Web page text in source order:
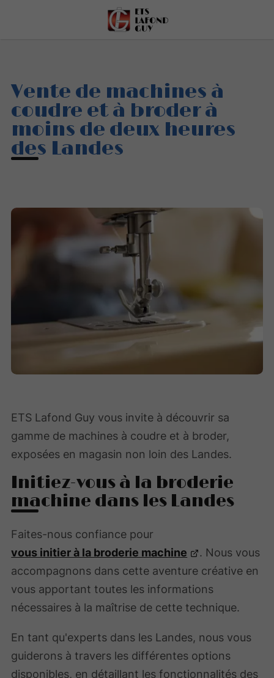
Vente de machines à
coudre et à broder à
moins de deux heures
des Landes
ETS Lafond Guy vous invite à découvrir sa
gamme de machines à coudre et à broder,
exposées en magasin non loin des Landes.
Initiez-vous à la broderie
machine dans les Landes
Faites-nous confiance pour
vous initier à la broderie machine
. Nous vous
accompagnons dans cette aventure créative en
vous apportant toutes les informations
nécessaires à la maîtrise de cette technique.
En tant qu'experts dans les Landes, nous vous
guiderons à travers les différentes options
disponibles, en détaillant les fonctionnalités des